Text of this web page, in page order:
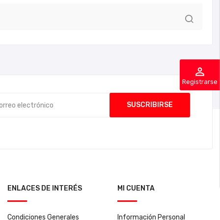
perm_identity
Registrarse
ENLACES DE INTERÉS
Condiciones Generales
MI CUENTA
Información Personal